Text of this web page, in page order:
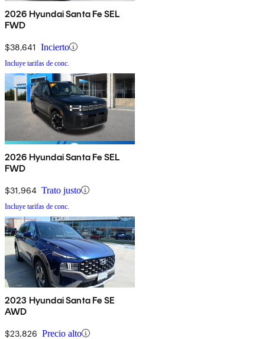
2026 Hyundai Santa Fe SEL
FWD
$38,641 Incierto
Incluye tarifas de conc.
2026 Hyundai Santa Fe SEL
FWD
$31,964 Trato justo
Incluye tarifas de conc.
2023 Hyundai Santa Fe SE
AWD
$23,826 Precio alto